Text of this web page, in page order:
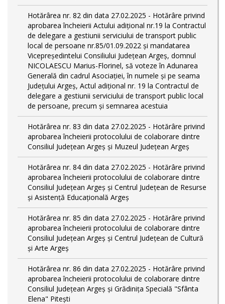
Hotărârea nr. 82 din data 27.02.2025 - Hotărâre privind
aprobarea încheierii Actului adițional nr.19 la Contractul
de delegare a gestiunii serviciului de transport public
local de persoane nr.85/01.09.2022 și mandatarea
Vicepreședintelui Consiliului Județean Argeș, domnul
NICOLAESCU Marius-Florinel, să voteze în Adunarea
Generală din cadrul Asociației, în numele și pe seama
Județului Argeș, Actul adițional nr. 19 la Contractul de
delegare a gestiunii serviciului de transport public local
de persoane, precum și semnarea acestuia
Hotărârea nr. 83 din data 27.02.2025 - Hotărâre privind
aprobarea încheierii protocolului de colaborare dintre
Consiliul Județean Argeș și Muzeul Județean Argeș
Hotărârea nr. 84 din data 27.02.2025 - Hotărâre privind
aprobarea încheierii protocolului de colaborare dintre
Consiliul Județean Argeș și Centrul Județean de Resurse
și Asistență Educațională Argeș
Hotărârea nr. 85 din data 27.02.2025 - Hotărâre privind
aprobarea încheierii protocolului de colaborare dintre
Consiliul Județean Argeș și Centrul Județean de Cultură
și Arte Argeș
Hotărârea nr. 86 din data 27.02.2025 - Hotărâre privind
aprobarea încheierii protocolului de colaborare dintre
Consiliul Județean Argeș și Grădinița Specială "Sfânta
Elena" Pitești